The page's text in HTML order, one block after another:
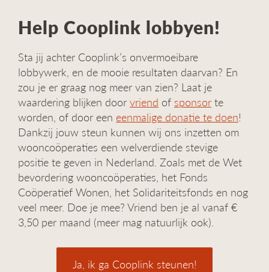
Help Cooplink lobbyen!
Sta jij achter Cooplink’s onvermoeibare
lobbywerk, en de mooie resultaten daarvan? En
zou je er graag nog meer van zien? Laat je
waardering blijken door vriend of sponsor te
worden, of door een eenmalige donatie te doen!
Dankzij jouw steun kunnen wij ons inzetten om
wooncoöperaties een welverdiende stevige
positie te geven in Nederland. Zoals met de Wet
bevordering wooncoöperaties, het Fonds
Coöperatief Wonen, het Solidariteitsfonds en nog
veel meer. Doe je mee? Vriend ben je al vanaf €
3,50 per maand (meer mag natuurlijk ook).
Ja, ik ga Cooplink steunen!